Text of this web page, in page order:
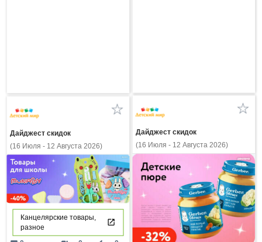
Дайджест скидок
(16 Июля - 12 Августа 2026)
Дайджест скидок
(16 Июля - 12 Августа 2026)
Канцелярские товары,
разное